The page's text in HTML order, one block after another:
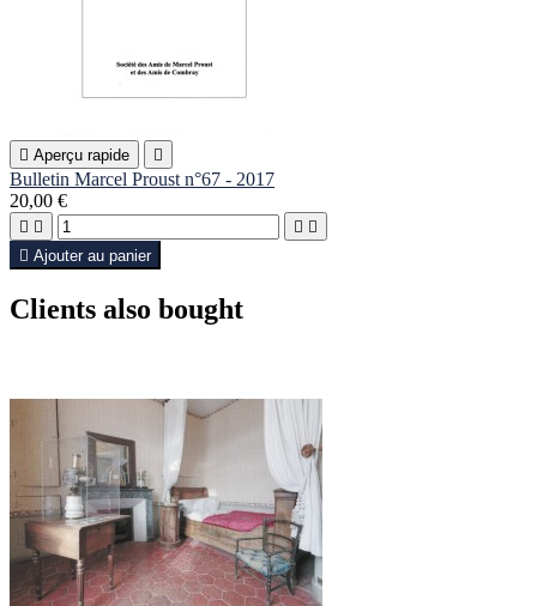
 Aperçu rapide 
Bulletin Marcel Proust n°67 - 2017
20,00 €
   
 Ajouter au panier
Clients also bought